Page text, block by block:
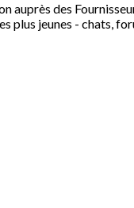
auprès des
plus jeunes - chats,